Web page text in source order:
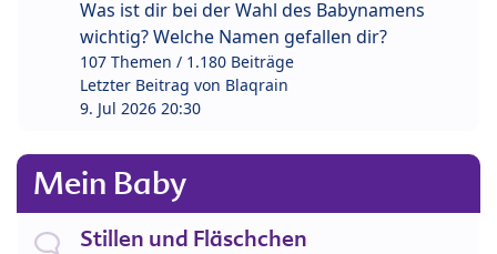
Was ist dir bei der Wahl des Babynamens
wichtig? Welche Namen gefallen dir?
107 Themen / 1.180 Beiträge
Letzter Beitrag von Blaqrain
9. Jul 2026 20:30
Mein Baby
Stillen und Fläschchen